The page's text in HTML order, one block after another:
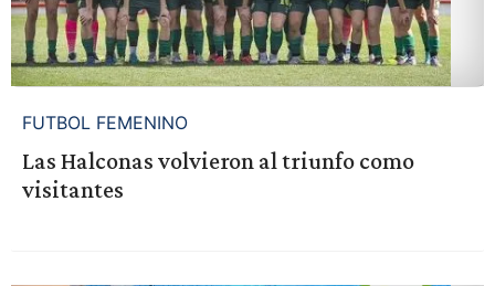
FUTBOL FEMENINO
Las Halconas volvieron al triunfo como
visitantes